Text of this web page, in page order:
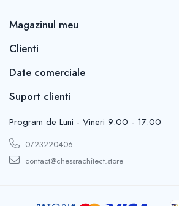
Magazinul meu
Clienti
Date comerciale
Suport clienti
Program de Luni - Vineri 9:00 - 17:00
0723220406
contact@chessrachitect.store